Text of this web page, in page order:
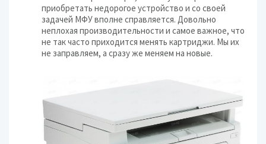
приобретать недорогое устройство и со своей
задачей МФУ вполне справляется. Довольно
неплохая производительности и самое важное, что
не так часто приходится менять картриджи. Мы их
не заправляем, а сразу же меняем на новые.